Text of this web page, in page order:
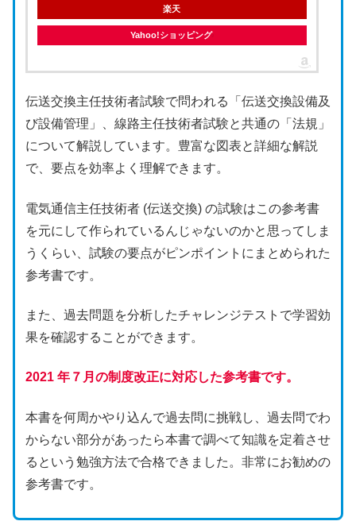
楽天
Yahoo!ショッピング
伝送交換主任技術者試験で問われる「伝送交換設備及
び設備管理」、線路主任技術者試験と共通の「法規」
について解説しています。豊富な図表と詳細な解説
で、要点を効率よく理解できます。
電気通信主任技術者 (伝送交換) の試験はこの参考書
を元にして作られているんじゃないのかと思ってしま
うくらい、試験の要点がピンポイントにまとめられた
参考書です。
また、過去問題を分析したチャレンジテストで学習効
果を確認することができます。
2021 年７月の制度改正に対応した参考書です。
本書を何周かやり込んで過去問に挑戦し、過去問でわ
からない部分があったら本書で調べて知識を定着させ
るという勉強方法で合格できました。非常にお勧めの
参考書です。